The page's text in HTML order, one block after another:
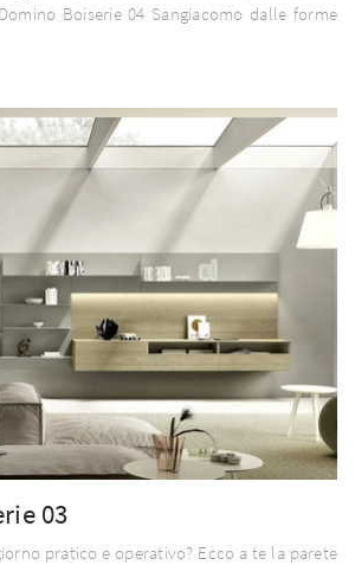
Boiserie 04 Sangiacomo dalle forme
03
pratico e operativo? Ecco a te la parete